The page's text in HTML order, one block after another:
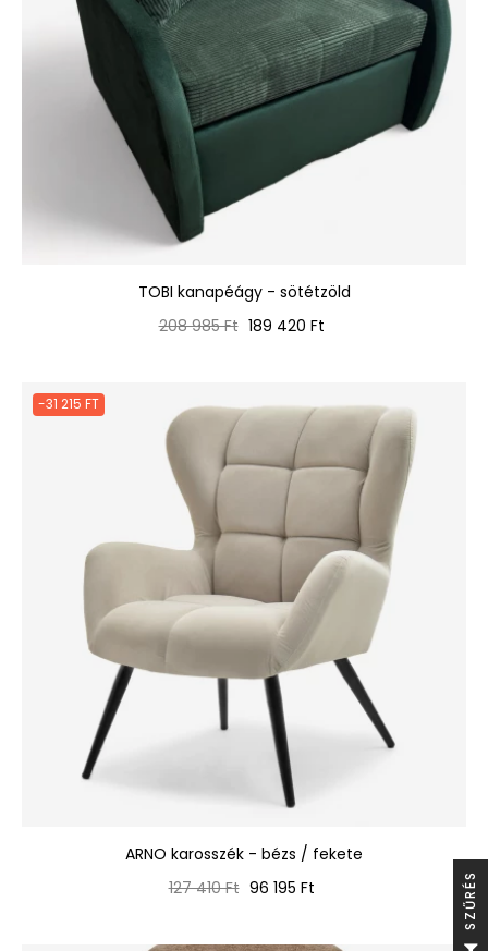
TOBI kanapéágy - sötétzöld
Normál
208 985 Ft Ár
189 420 Ft
-31 215 FT
ARNO karosszék - bézs / fekete
Normál
127 410 Ft Ár
96 195 Ft S